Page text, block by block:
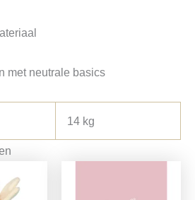
met neutrale basics
14 kg